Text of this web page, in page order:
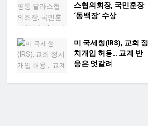
스협의회장, 국민훈장
‘동백장’ 수상
미 국세청(IRS), 교회 정
치개입 허용… 교계 반
응은 엇갈려